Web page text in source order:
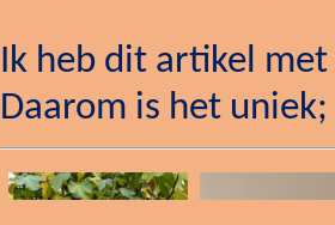
Ik heb dit artikel
Daarom is het